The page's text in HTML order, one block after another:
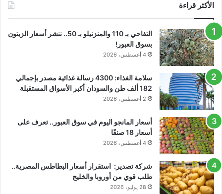
الأكثر قراءة
التفاحي بـ 110 والمنزنيلو بـ 50.. ننشر أسعار الزيتون
بسوق العبور!
4 أغسطس، 2026
سلامة الغذاء: 4300 رسالة غذائية مصدر بإجمالي
182 ألف طن والسودان أكبر الأسواق المستقبلة
2 أغسطس، 2026
أسعار المانجو اليوم في سوق العبور.. تعرف على
أسعار 18 صنفًا
4 أغسطس، 2026
شركة تصدير: استقرار أسعار البطاطس المصرية..
طلب قوي من أوروبا والخليج
28 يوليو، 2026